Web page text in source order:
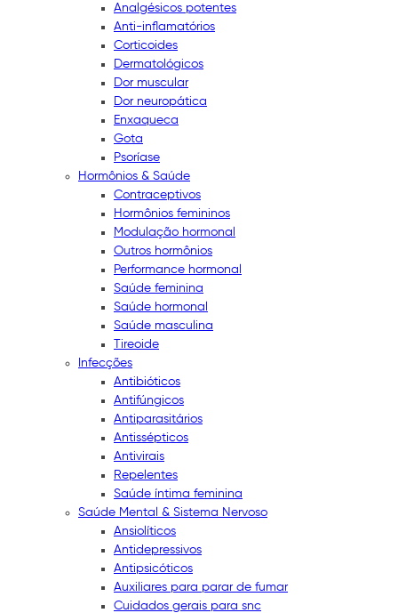
Analgésicos potentes
Anti-inflamatórios
Corticoides
Dermatológicos
Dor muscular
Dor neuropática
Enxaqueca
Gota
Psoríase
Hormônios & Saúde
Contraceptivos
Hormônios femininos
Modulação hormonal
Outros hormônios
Performance hormonal
Saúde feminina
Saúde hormonal
Saúde masculina
Tireoide
Infecções
Antibióticos
Antifúngicos
Antiparasitários
Antissépticos
Antivirais
Repelentes
Saúde íntima feminina
Saúde Mental & Sistema Nervoso
Ansiolíticos
Antidepressivos
Antipsicóticos
Auxiliares para parar de fumar
Cuidados gerais para snc